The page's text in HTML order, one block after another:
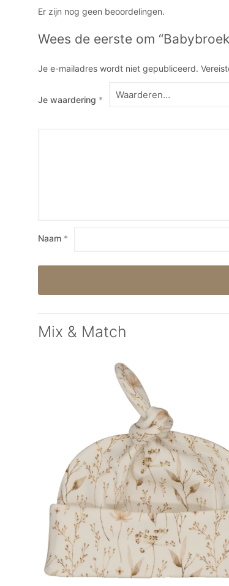
Er zijn nog geen beoordelingen.
Wees de eerste om
Je e-mailadres wordt niet gepubliceerd.
Je waardering *
Naam *
Mix & Match